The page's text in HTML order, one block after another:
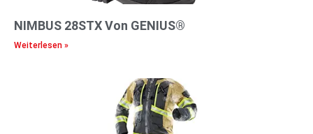
NIMBUS 28STX Von GENIUS®
Weiterlesen »